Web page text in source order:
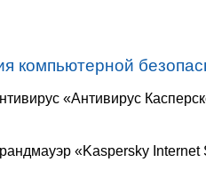
компьютерной
«Антивирус
«Kaspersky Internet